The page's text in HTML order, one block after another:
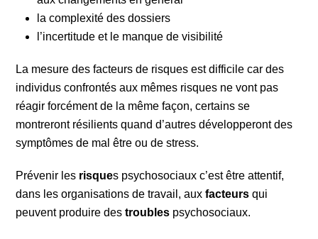
la complexité des dossiers
l’incertitude et le manque de visibilité
La mesure des facteurs de risques est difficile car des
individus confrontés aux mêmes risques ne vont pas
réagir forcément de la même façon, certains se
montreront résilients quand d’autres développeront des
symptômes de mal être ou de stress.
Prévenir les risques psychosociaux c’est être attentif,
dans les organisations de travail, auxfacteurs qui
peuvent produire destroubles psychosociaux.